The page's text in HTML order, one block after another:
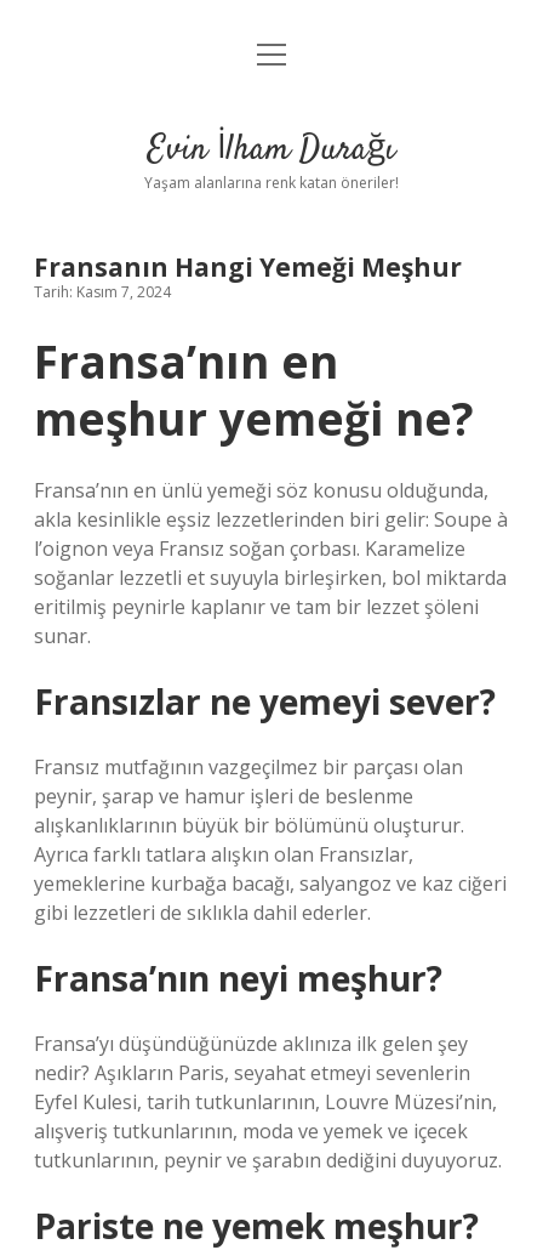
Anasayfa
Yasal Uyarı
menüyü
Evin İlham Durağı
Yaşam alanlarına renk katan öneriler!
Fransanın Hangi Yemeği Meşhur
Tarih: Kasım 7, 2024
Fransa’nın en
meşhur yemeği ne?
Fransa’nın en ünlü yemeği söz konusu olduğunda,
akla kesinlikle eşsiz lezzetlerinden biri gelir: Soupe à
l’oignon veya Fransız soğan çorbası. Karamelize
soğanlar lezzetli et suyuyla birleşirken, bol miktarda
eritilmiş peynirle kaplanır ve tam bir lezzet şöleni
sunar.
Fransızlar ne yemeyi sever?
Fransız mutfağının vazgeçilmez bir parçası olan
peynir, şarap ve hamur işleri de beslenme
alışkanlıklarının büyük bir bölümünü oluşturur.
Ayrıca farklı tatlara alışkın olan Fransızlar,
yemeklerine kurbağa bacağı, salyangoz ve kaz ciğeri
gibi lezzetleri de sıklıkla dahil ederler.
Fransa’nın neyi meşhur?
Fransa’yı düşündüğünüzde aklınıza ilk gelen şey
nedir? Aşıkların Paris, seyahat etmeyi sevenlerin
Eyfel Kulesi, tarih tutkunlarının, Louvre Müzesi’nin,
alışveriş tutkunlarının, moda ve yemek ve içecek
tutkunlarının, peynir ve şarabın dediğini duyuyoruz.
Pariste ne yemek meşhur?